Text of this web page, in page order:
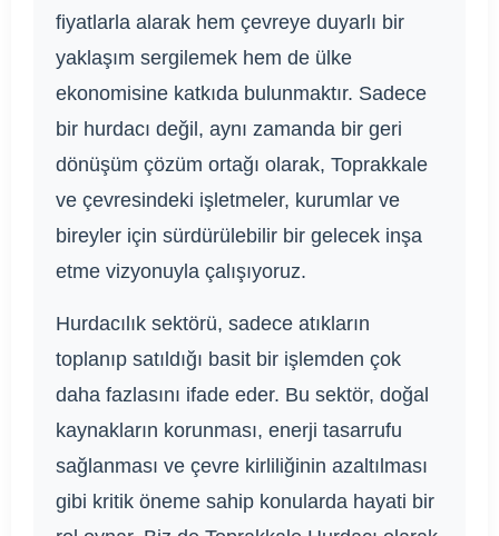
fiyatlarla alarak hem çevreye duyarlı bir
yaklaşım sergilemek hem de ülke
ekonomisine katkıda bulunmaktır. Sadece
bir hurdacı değil, aynı zamanda bir geri
dönüşüm çözüm ortağı olarak, Toprakkale
ve çevresindeki işletmeler, kurumlar ve
bireyler için sürdürülebilir bir gelecek inşa
etme vizyonuyla çalışıyoruz.
Hurdacılık sektörü, sadece atıkların
toplanıp satıldığı basit bir işlemden çok
daha fazlasını ifade eder. Bu sektör, doğal
kaynakların korunması, enerji tasarrufu
sağlanması ve çevre kirliliğinin azaltılması
gibi kritik öneme sahip konularda hayati bir